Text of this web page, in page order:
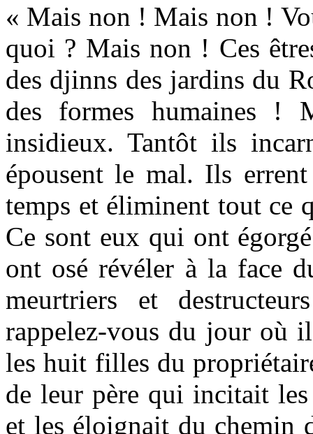
« Mais non ! Mais non !
quoi ? Mais non ! Ces
des djinns des jardins du
des formes humaines !
insidieux. Tantôt ils
épousent le mal. Ils
temps et éliminent tout ce
Ce sont eux qui ont
ont osé révéler à la face
meurtriers et
rappelez-vous du jour où
les huit filles du
de leur père qui incitait les
et les éloignait du chemin